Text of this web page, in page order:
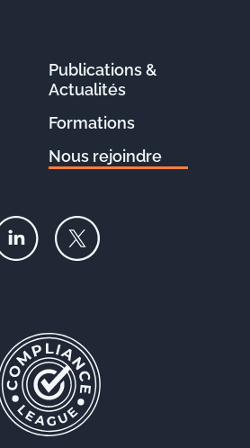
Publications &
Actualités
Formations
Nous rejoindre